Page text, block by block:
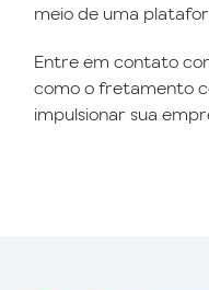
meio de uma
Entre em contato
como o fretamento
impulsionar sua